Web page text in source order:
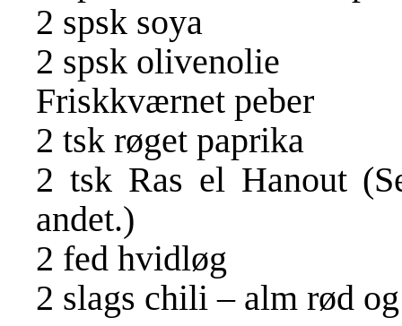
2 spsk soya
2 spsk olivenolie
Friskkværnet peber
2 tsk røget paprika
2 tsk Ras el Hanout
andet.)
2 fed hvidløg
2 slags chili – alm rød